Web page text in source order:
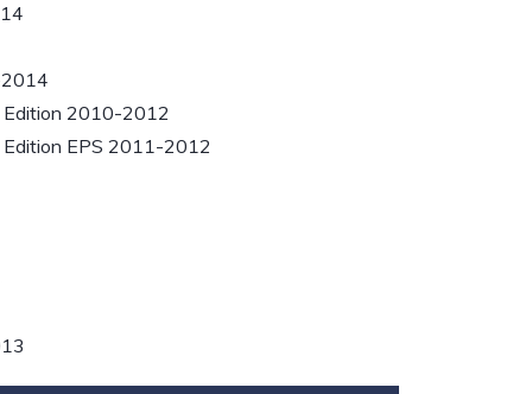
Edition 2010-2012
EPS 2011-2012